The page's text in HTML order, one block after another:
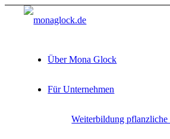
Über Mona Glock
Für Unternehmen
Weiterbildung pflanzliche